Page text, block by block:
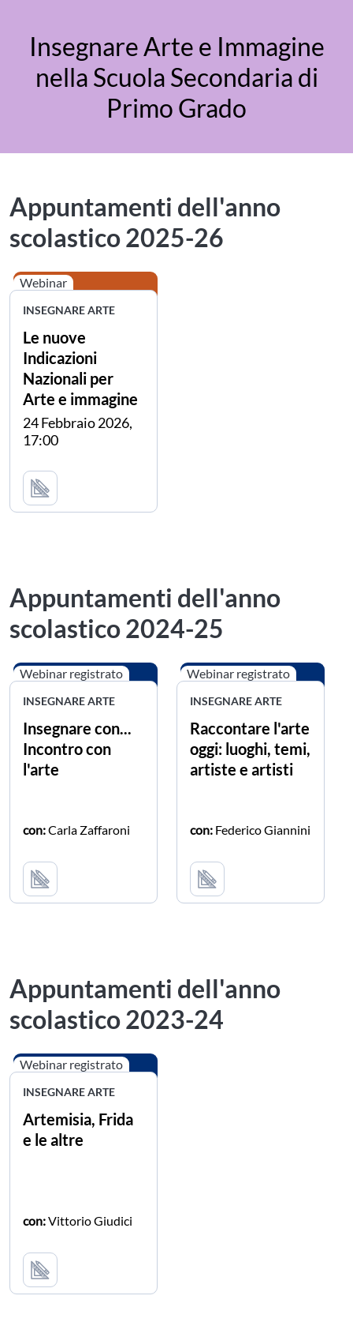
Insegnare Arte e Immagine
nella Scuola Secondaria di
Primo Grado
Appuntamenti dell'anno
scolastico 2025-26
Webinar
INSEGNARE ARTE
Le nuove
Indicazioni
Nazionali per
Arte e immagine
24 Febbraio 2026,
17:00
con:Carla Zaffaroni
Appuntamenti dell'anno
scolastico 2024-25
Webinar registrato
INSEGNARE ARTE
Insegnare con...
Incontro con
l'arte
con:Carla Zaffaroni
Webinar registrato
INSEGNARE ARTE
Raccontare l'arte
oggi: luoghi, temi,
artiste e artisti
con: Federico Giannini
Appuntamenti dell'anno
scolastico 2023-24
Webinar registrato
INSEGNARE ARTE
Artemisia, Frida
e le altre
con:Vittorio Giudici